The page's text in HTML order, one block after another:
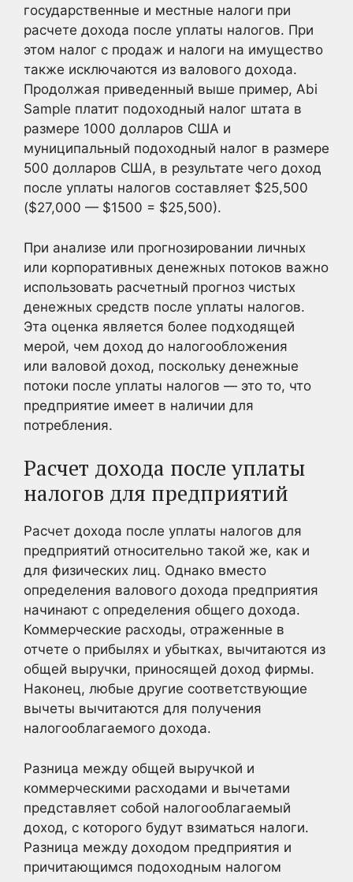
государственные и местные налоги при
расчете дохода после уплаты налогов. При
этом налог с продаж и налоги на имущество
также исключаются из валового дохода.
Продолжая приведенный выше пример, Abi
Sample платит подоходный налог штата в
размере 1000 долларов США и
муниципальный подоходный налог в размере
500 долларов США, в результате чего доход
после уплаты налогов составляет $25,500
($27,000 — $1500 = $25,500).
При анализе или прогнозировании личных
или корпоративных денежных потоков важно
использовать расчетный прогноз чистых
денежных средств после уплаты налогов.
Эта оценка является более подходящей
мерой, чем доход до налогообложения
или валовой доход, поскольку денежные
потоки после уплаты налогов — это то, что
предприятие имеет в наличии для
потребления.
Расчет дохода после уплаты
налогов для предприятий
Расчет дохода после уплаты налогов для
предприятий относительно такой же, как и
для физических лиц. Однако вместо
определения валового дохода предприятия
начинают с определения общего дохода.
Коммерческие расходы, отраженные в
отчете о прибылях и убытках, вычитаются из
общей выручки, приносящей доход фирмы.
Наконец, любые другие соответствующие
вычеты вычитаются для получения
налогооблагаемого дохода.
Разница между общей выручкой и
коммерческими расходами и вычетами
представляет собой налогооблагаемый
доход, с которого будут взиматься налоги.
Разница между доходом предприятия и
причитающимся подоходным налогом